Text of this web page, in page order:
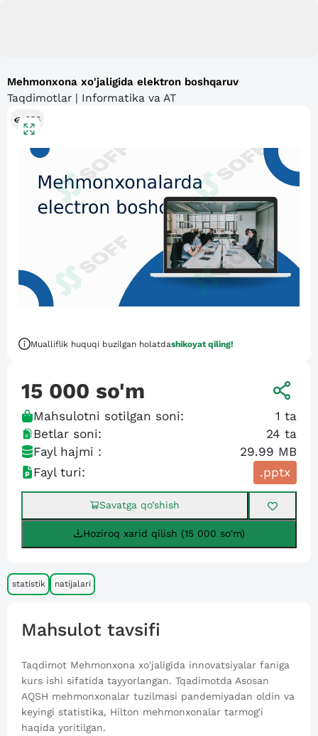
Mehmonxona xo'jaligida elektron boshqaruv
Taqdimotlar | Informatika va AT
256
Mualliflik huquqi buzilgan holatdashikoyat qiling!
15 000 so'm
Mahsulotni sotilgan soni: 1 ta
Betlar soni:
24 ta
Fayl hajmi :
29.99 MB
Fayl turi:
.pptx
Savatga qo’shish
Hoziroq xarid qilish (15 000 so'm)
statistik natijalari
Mahsulot tavsifi
Taqdimot Mehmonxona xo'jaligida innovatsiyalar faniga
kurs ishi sifatida tayyorlangan. Tqadimotda Asosan
AQSH mehmonxonalar tuzilmasi pandemiyadan oldin va
keyingi statistika, Hilton mehmonxonalar tarmog'i
haqida yoritilgan.